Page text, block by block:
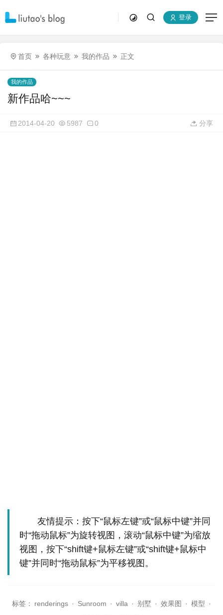
登录
首页 各种玩意 我的作品 正文
我的作品
新作品哈~~~
2014-04-20 5987 0 分享
友情提示：按下“鼠标左键”或“鼠标中键”并同
时“拖动鼠标”为旋转视图，滚动“鼠标中键”为缩放
视图，按下“shift键+鼠标左键”或“shift键+鼠标中
键”并同时“拖动鼠标”为平移视图。
标签： renderings · Sunroom · villa · 别墅 · 效果图 · 模型 ·